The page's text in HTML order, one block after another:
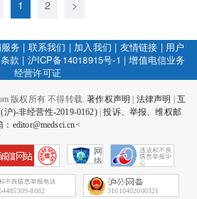
1 2 >
务 | 联系我们 | 加入我们 | 友情链接 | 用户
款 | 沪ICP备14018915号-1 |增值电信业务
经营许可证
版权所有 不得转载.著作权声明 法律声明
互
)-非经营性-2019-0162)|投诉、举报、维权邮
：editor@medsci.cn<
网
络
会
征
8082 31010402000321